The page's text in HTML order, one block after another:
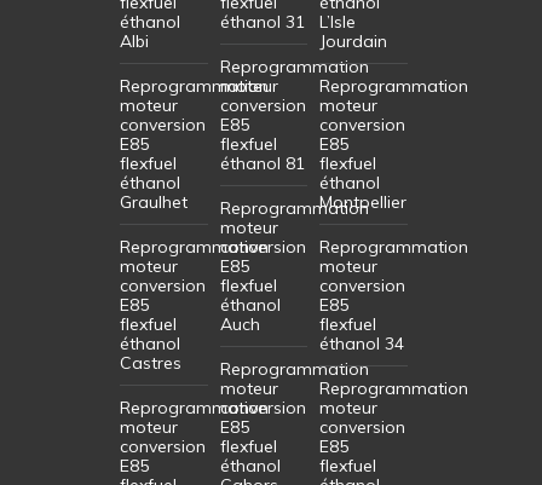
éthanol
Albi
Reprogrammation
moteur
conversion
E85
flexfuel
éthanol
Graulhet
Reprogrammation
moteur
conversion
E85
flexfuel
éthanol
Castres
Reprogrammation
moteur
conversion
E85
éthanol 31
Reprogrammation
moteur
conversion
E85
flexfuel
éthanol 81
Reprogrammation
moteur
conversion
E85
flexfuel
éthanol
Auch
Reprogrammation
moteur
conversion
E85
flexfuel
éthanol
L’Isle
Jourdain
Reprogrammation
moteur
conversion
E85
flexfuel
éthanol
Montpellier
Reprogrammation
moteur
conversion
E85
flexfuel
éthanol 34
Reprogrammation
moteur
conversion
E85
flexfuel